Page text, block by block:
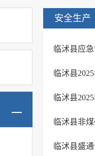
安全生产
临沭县应
临沭县
临沭县
临沭县非